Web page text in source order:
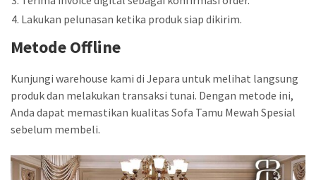
Lakukan pelunasan ketika produk siap dikirim.
Metode Offline
Kunjungi warehouse kami di Jepara untuk melihat langsung
produk dan melakukan transaksi tunai. Dengan metode ini,
Anda dapat memastikan kualitas Sofa Tamu Mewah Spesial
sebelum membeli.